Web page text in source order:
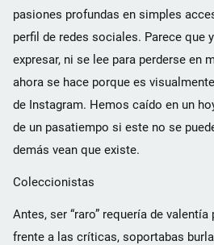
pasiones profundas en simples
perfil de redes sociales. Parece que
expresar, ni se lee para perderse en
ahora se hace porque es
de Instagram. Hemos caído en un
de un pasatiempo si este no se
demás vean que existe.
Coleccionistas
Antes, ser “raro” requería de
frente a las críticas, soportabas